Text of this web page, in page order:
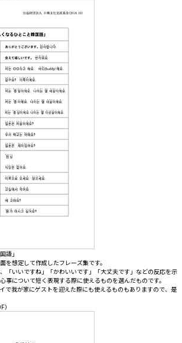
語」
を想定して作成したフレーズ集です。
「いいですね」「かわいいです」「大丈夫です」などの反応を示
事について短く表現する際に使えるものを選んだものです。
で我が家にゲストを迎えた際にも使えるものもありますので、是